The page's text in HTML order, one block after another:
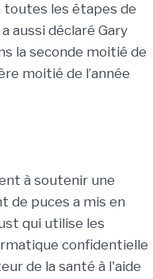
toutes les étapes de
aussi déclaré Gary
la seconde moitié de
moitié de l’année
à soutenir une
de puces a mis en
qui utilise les
confidentielle
de la santé à l'aide